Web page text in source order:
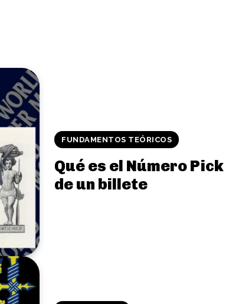
FUNDAMENTOS TEÓRICOS
Qué es el Número Pick
de un billete